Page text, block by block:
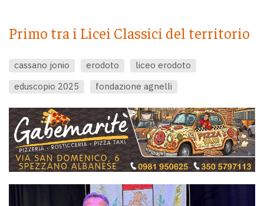
Primo tra i Licei Classici del territorio
cassano jonio erodoto
liceo erodoto
eduscopio 2025
fondazione agnelli